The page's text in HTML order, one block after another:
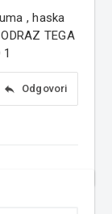
, haska
TEGA
reply Odgovori